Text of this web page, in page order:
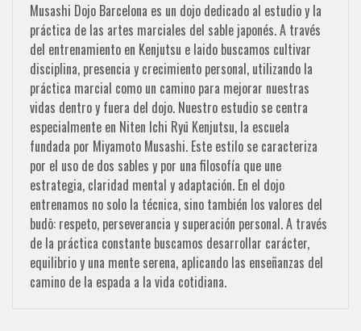
Musashi Dojo Barcelona es un dojo dedicado al estudio y la
práctica de las artes marciales del sable japonés. A través
del entrenamiento en Kenjutsu e Iaido buscamos cultivar
disciplina, presencia y crecimiento personal, utilizando la
práctica marcial como un camino para mejorar nuestras
vidas dentro y fuera del dojo. Nuestro estudio se centra
especialmente en Niten Ichi Ryū Kenjutsu, la escuela
fundada por Miyamoto Musashi. Este estilo se caracteriza
por el uso de dos sables y por una filosofía que une
estrategia, claridad mental y adaptación. En el dojo
entrenamos no solo la técnica, sino también los valores del
budō: respeto, perseverancia y superación personal. A través
de la práctica constante buscamos desarrollar carácter,
equilibrio y una mente serena, aplicando las enseñanzas del
camino de la espada a la vida cotidiana.